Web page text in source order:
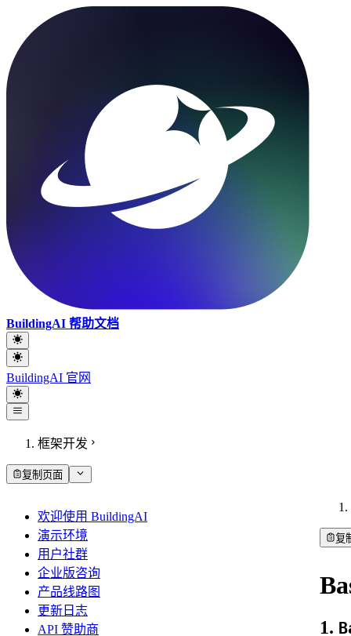
BuildingAI 帮助文档
BuildingAI 官网
框架开发
复制页面
欢迎使用 BuildingAI
演示环境
用户社群
企业版咨询
产品线路图
更新日志
API 赞助商
复
1.